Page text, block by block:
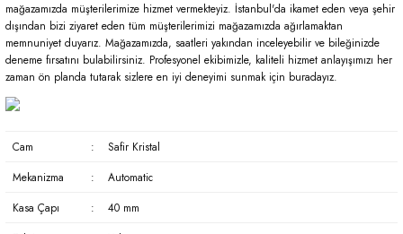
mağazamızda müşterilerimize hizmet vermekteyiz. İstanbul'da ikamet eden veya şehir
dışından bizi ziyaret eden tüm müşterilerimizi mağazamızda ağırlamaktan
memnuniyet duyarız. Mağazamızda, saatleri yakından inceleyebilir ve bileğinizde
deneme fırsatını bulabilirsiniz. Profesyonel ekibimizle, kaliteli hizmet anlayışımızı her
zaman ön planda tutarak sizlere en iyi deneyimi sunmak için buradayız.
Cam :
Safir Kristal
Mekanizma
:
Automatic
Kasa Çapı
:
40 mm